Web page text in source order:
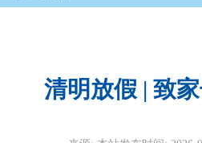
清明放假 | 致